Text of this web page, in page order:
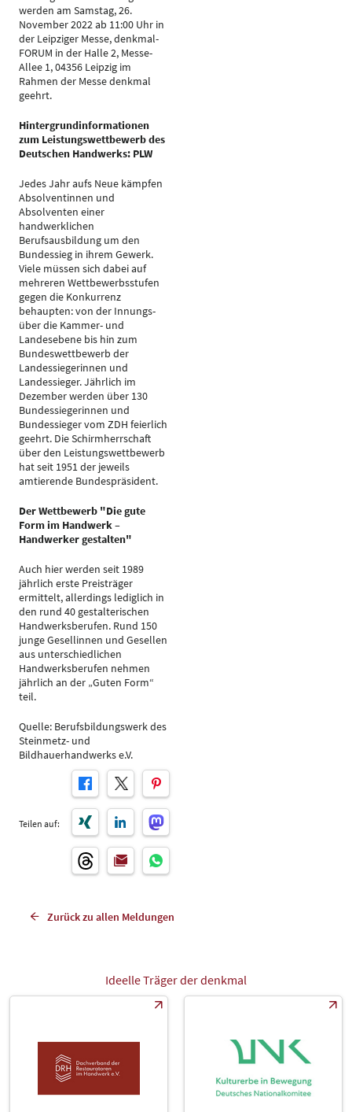
werden am Samstag, 26.
November 2022 ab 11:00 Uhr in
der Leipziger Messe, denkmal-
FORUM in der Halle 2, Messe-
Allee 1, 04356 Leipzig im
Rahmen der Messe denkmal
geehrt.
Hintergrundinformationen
zum Leistungswettbewerb des
Deutschen Handwerks: PLW
Jedes Jahr aufs Neue kämpfen
Absolventinnen und
Absolventen einer
handwerklichen
Berufsausbildung um den
Bundessieg in ihrem Gewerk.
Viele müssen sich dabei auf
mehreren Wettbewerbsstufen
gegen die Konkurrenz
behaupten: von der Innungs-
über die Kammer- und
Landesebene bis hin zum
Bundeswettbewerb der
Landessiegerinnen und
Landessieger. Jährlich im
Dezember werden über 130
Bundessiegerinnen und
Bundessieger vom ZDH feierlich
geehrt. Die Schirmherrschaft
über den Leistungswettbewerb
hat seit 1951 der jeweils
amtierende Bundespräsident.
Der Wettbewerb "Die gute
Form im Handwerk –
Handwerker gestalten"
Auch hier werden seit 1989
jährlich erste Preisträger
ermittelt, allerdings lediglich in
den rund 40 gestalterischen
Handwerksberufen. Rund 150
junge Gesellinnen und Gesellen
aus unterschiedlichen
Handwerksberufen nehmen
jährlich an der „Guten Form“
teil.
Quelle: Berufsbildungswerk des
Steinmetz- und
Bildhauerhandwerks e.V.
Teilen auf:
Zurück zu allen Meldungen
Ideelle Träger der denkmal